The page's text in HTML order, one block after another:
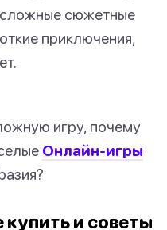
сложные сюжетные
приключения,
игру, почему
Онлайн-игры
купить и советы